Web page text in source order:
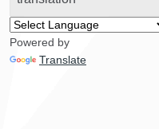
Powered by
Translate